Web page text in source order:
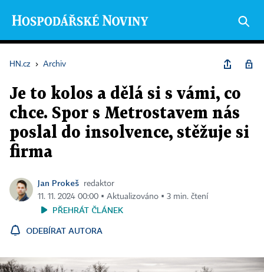
HN.cz › Archiv
Je to kolos a dělá si s vámi, co
chce. Spor s Metrostavem nás
poslal do insolvence, stěžuje si
firma
Jan Prokeš
redaktor
11. 11. 2024 00:00 ▪ Aktualizováno ▪ 3 min. čtení
PŘEHRÁT ČLÁNEK
ODEBÍRAT AUTORA